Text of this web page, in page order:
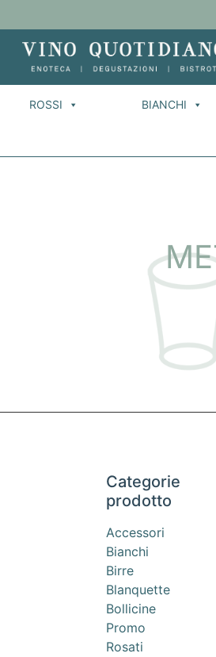
ROSSI BIANCHI
Categorie
prodotto
Accessori
Bianchi
Birre
Blanquette
Bollicine
Promo
Rosati